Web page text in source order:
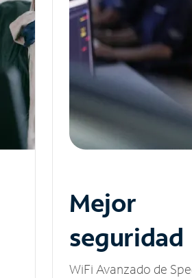
Mejor
seguridad
WiFi Avanzado de